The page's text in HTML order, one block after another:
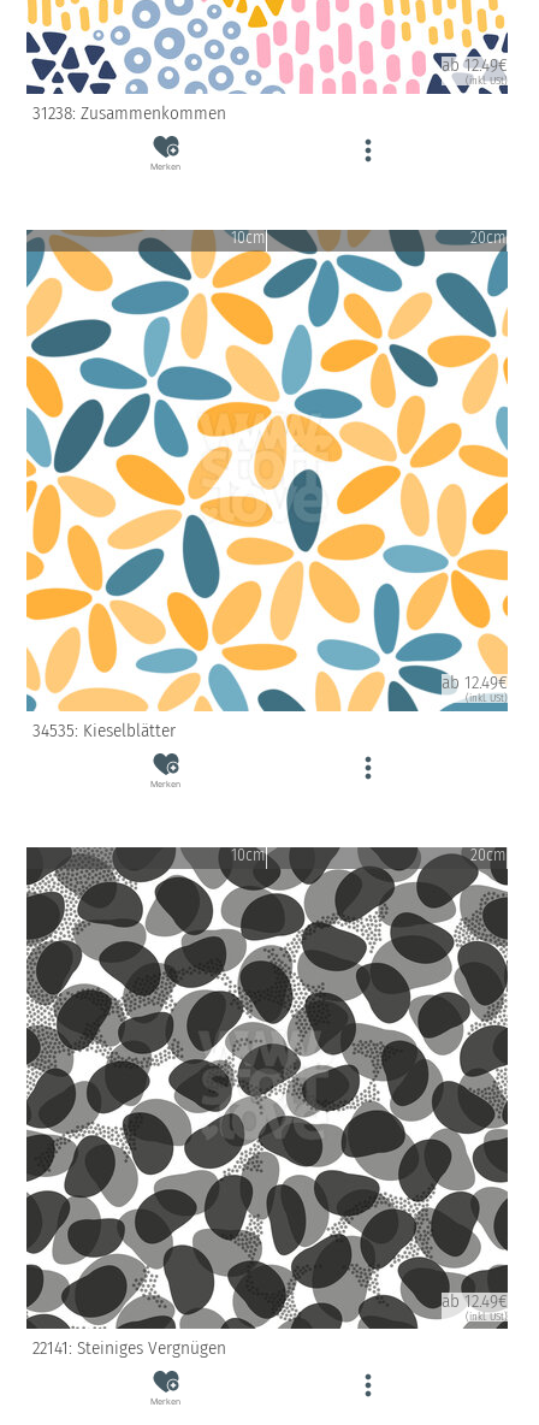
ab 12.49€
(inkl. USt)
31238: Zusammenkommen
Merken
10cm 20cm
ab 12.49€
(inkl. USt)
34535: Kieselblätter
Merken
10cm 20cm
ab 12.49€
(inkl. USt)
22141: Steiniges Vergnügen
Merken